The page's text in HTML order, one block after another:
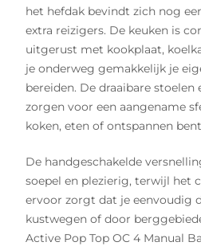
het hefdak bevindt zich nog
extra reizigers. De keuken is
uitgerust met kookplaat,
je onderweg gemakkelijk je
bereiden. De draaibare
zorgen voor een aangename
koken, eten of ontspannen
De handgeschakelde
soepel en plezierig, terwijl het
ervoor zorgt dat je eenvoudig
kustwegen of door
Active Pop Top OC 4 Manual